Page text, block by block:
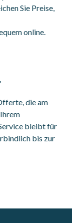
Sie Preise,
online.
die am
bleibt für
bis zur